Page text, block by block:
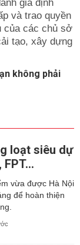
giá định
và trao quyền
của các chủ sở
tạo, xây dựng
không phải
loạt siêu dự
vừa được Hà Nội
để hoàn thiện